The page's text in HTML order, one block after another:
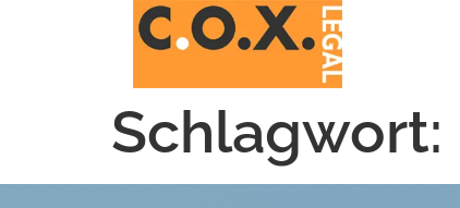
Schlagwort: